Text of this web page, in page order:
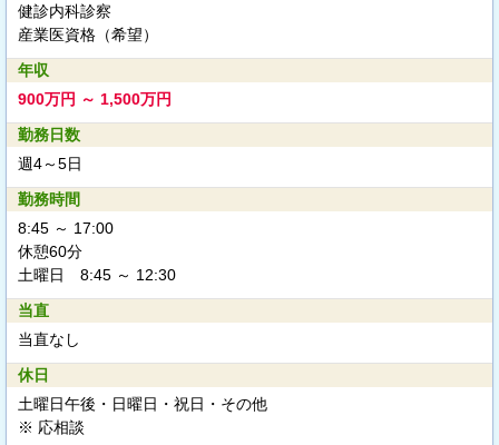
健診内科診察
産業医資格（希望）
年収
900万円 ～ 1,500万円
勤務日数
週4～5日
勤務時間
8:45 ～ 17:00
休憩60分
土曜日 8:45 ～ 12:30
当直
当直なし
休日
土曜日午後・日曜日・祝日・その他
※ 応相談